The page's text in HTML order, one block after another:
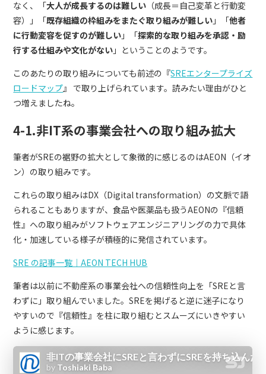
なく、「大人が成長するのは難しい （成長＝自己変革と行動変
容）」「既存組織の枠組みをまたぐ取り組みが難しい 」「他者
に行動変容を促すのが難しい 」「探索的な取り組みを承認・励
行する仕組みや文化がない 」ということのようです。
このあたりの取り組みについても前述の『SREエンタープライズ
ロードマップ』 で取り上げられています。読みたい理由がひと
つ増えましたね。
4-1.非IT系の事業会社への取り組み拡大
筆者がSREの裾野の拡大として象徴的に感じるのはAEON（イオ
ン）の取り組みです。
これらの取り組みはDX（Digital transformation）の文脈で語
られることもありますが、食品や医薬品も扱うAEONの『信頼
性』への取り組みがソフトウェアエンジニアリングの力で具体
化・加速している様子が積極的に発信されています。
SRE の記事一覧｜AEON TECH HUB
筆者は以前に不動産系の事業会社への信頼性向上を「SREと言
わずに」取り組んでいました。SREを掲げると逆に迷子になり
やすいので『信頼性』を柱に取り組むとスムーズにいきやすい
ように感じます。